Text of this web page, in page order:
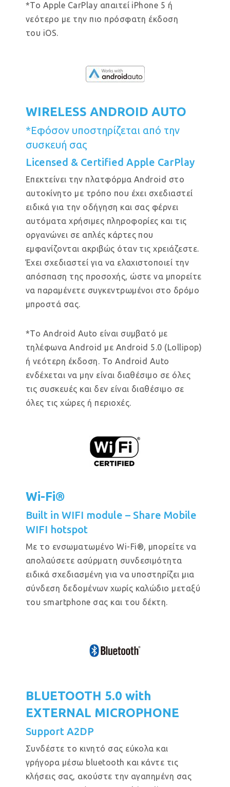
*Το Apple CarPlay απαιτεί iPhone 5 ή
νεότερο με την πιο πρόσφατη έκδοση
του iOS.
WIRELESS ANDROID AUTO
*Εφόσον υποστηρίζεται από την
συσκευή σας
Licensed & Certified Apple CarPlay
Επεκτείνει την πλατφόρμα Android στο
αυτοκίνητο με τρόπο που έχει σχεδιαστεί
ειδικά για την οδήγηση και σας φέρνει
αυτόματα χρήσιμες πληροφορίες και τις
οργανώνει σε απλές κάρτες που
εμφανίζονται ακριβώς όταν τις χρειάζεστε.
Έχει σχεδιαστεί για να ελαχιστοποιεί την
απόσπαση της προσοχής, ώστε να μπορείτε
να παραμένετε συγκεντρωμένοι στο δρόμο
μπροστά σας.
*Το Android Auto είναι συμβατό με
τηλέφωνα Android με Android 5.0 (Lollipop)
ή νεότερη έκδοση. Το Android Auto
ενδέχεται να μην είναι διαθέσιμο σε όλες
τις συσκευές και δεν είναι διαθέσιμο σε
όλες τις χώρες ή περιοχές.
Wi-Fi®
Built in WIFI module – Share Mobile
WIFI hotspot
Με το ενσωματωμένο Wi-Fi®, μπορείτε να
απολαύσετε ασύρματη συνδεσιμότητα
ειδικά σχεδιασμένη για να υποστηρίζει μια
σύνδεση δεδομένων χωρίς καλώδιο μεταξύ
του smartphone σας και του δέκτη.
BLUETOOTH 5.0 with
EXTERNAL MICROPHONE
Support A2DP
Συνδέστε το κινητό σας εύκολα και
γρήγορα μέσω bluetooth και κάντε τις
κλήσεις σας, ακούστε την αγαπημένη σας